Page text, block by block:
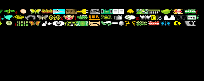
e
f
j k l
m
s